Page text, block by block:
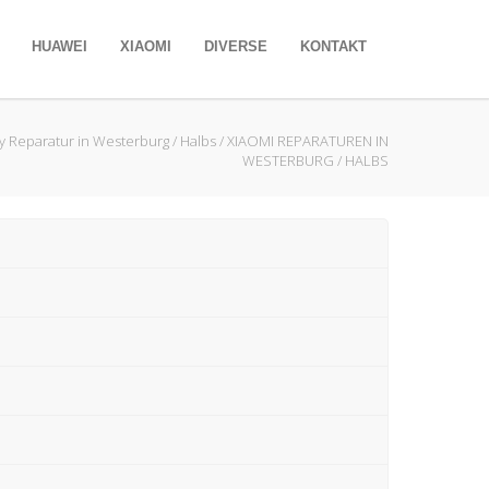
HUAWEI XIAOMI DIVERSE KONTAKT
Reparatur in Westerburg / Halbs/XIAOMI REPARATUREN IN
WESTERBURG / HALBS